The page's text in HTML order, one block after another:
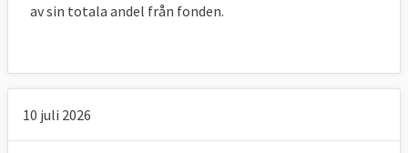
av sin totala andel från fonden.
10 juli 2026